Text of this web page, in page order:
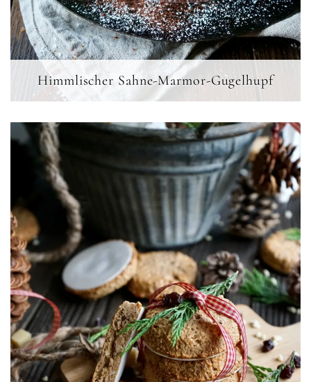
Himmlischer Sahne-Marmor-Gugelhupf